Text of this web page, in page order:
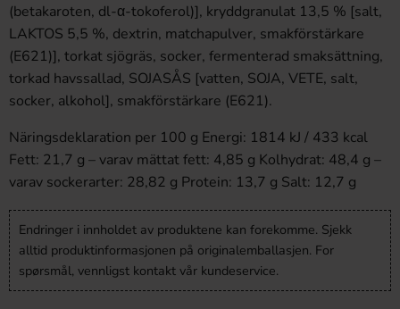
(betakaroten, dl-α-tokoferol)], kryddgranulat 13,5 % [salt,
LAKTOS 5,5 %, dextrin, matchapulver, smakförstärkare
(E621)], torkat sjögräs, socker, fermenterad smaksättning,
torkad havssallad, SOJASÅS [vatten, SOJA, VETE, salt,
socker, alkohol], smakförstärkare (E621).
Näringsdeklaration per 100 g Energi: 1814 kJ / 433 kcal
Fett: 21,7 g – varav mättat fett: 4,85 g Kolhydrat: 48,4 g –
varav sockerarter: 28,82 g Protein: 13,7 g Salt: 12,7 g
Endringer i innholdet av produktene kan forekomme. Sjekk
alltid produktinformasjonen på originalemballasjen. For
spørsmål, vennligst kontakt vår kundeservice.